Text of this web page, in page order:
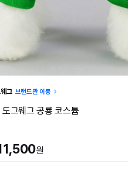
그 브랜드관 이동
그웨그 공룡 코스튬
원